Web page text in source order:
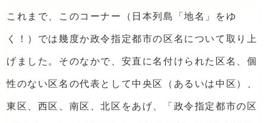
これまで、このコーナー（日本列島「地名」をゆ
く！）では幾度か政令指定都市の区名について取り上
げました。そのなかで、安直に名付けられた区名、個
性のない区名の代表として中央区（あるいは中区）、
東区、西区、南区、北区をあげ、「政令指定都市の区